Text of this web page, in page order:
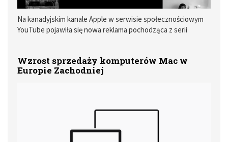
Na kanadyjskim kanale Apple w serwisie społecznościowym
YouTube pojawiła się nowa reklama pochodząca z serii
Wzrost sprzedaży komputerów Mac w
Europie Zachodniej